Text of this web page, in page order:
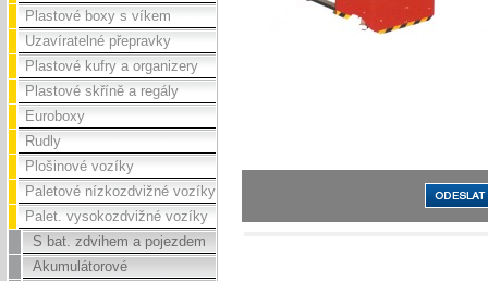
Plastové boxy s víkem
Uzavíratelné přepravky
Plastové kufry a organizery
Plastové skříně a regály
Euroboxy
Rudly
Plošinové vozíky
Paletové nízkozdvižné vozíky
Palet. vysokozdvižné vozíky
S bat. zdvihem a pojezdem
Akumulátorové